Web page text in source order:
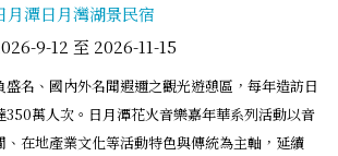
月潭日月灣湖景民宿
9-12 至 2026-11-15
盛名、國內外名聞遐邇之觀光遊憩區，每年造訪日
350萬人次。日月潭花火音樂嘉年華系列活動以音
、在地產業文化等活動特色與傳統為主軸，延續